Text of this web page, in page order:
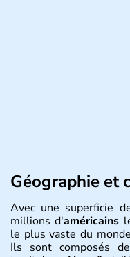
Géographie et
Avec une superficie
millions d'américains
le plus vaste du
Ils sont composés